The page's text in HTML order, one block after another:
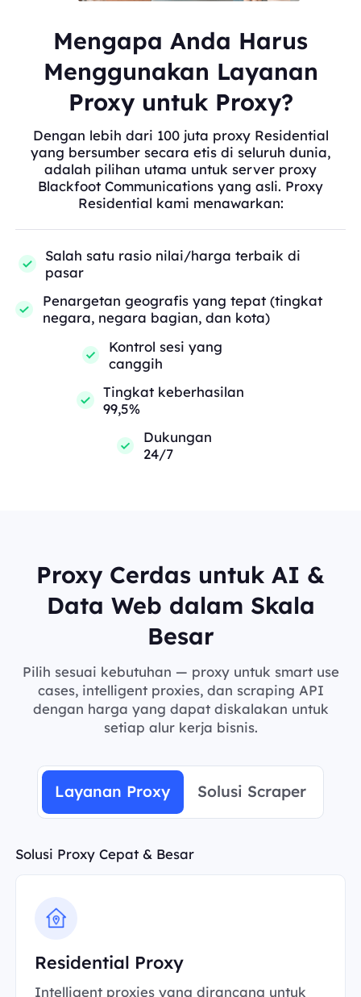
Mengapa Anda Harus
Menggunakan Layanan
Proxy untuk Proxy?
Dengan lebih dari 100 juta proxy Residential
yang bersumber secara etis di seluruh dunia,
adalah pilihan utama untuk server proxy
Blackfoot Communications yang asli. Proxy
Residential kami menawarkan:
Salah satu rasio nilai/harga terbaik di
pasar
Penargetan geografis yang tepat (tingkat
negara, negara bagian, dan kota)
Kontrol sesi yang
canggih
Tingkat keberhasilan
99,5%
Dukungan
24/7
Proxy Cerdas untuk AI &
Data Web dalam Skala
Besar
Pilih sesuai kebutuhan — proxy untuk smart use
cases, intelligent proxies, dan scraping API
dengan harga yang dapat diskalakan untuk
setiap alur kerja bisnis.
Layanan Proxy Solusi Scraper
Solusi Proxy Cepat & Besar
Residential Proxy
Intelligent proxies yang dirancang untuk